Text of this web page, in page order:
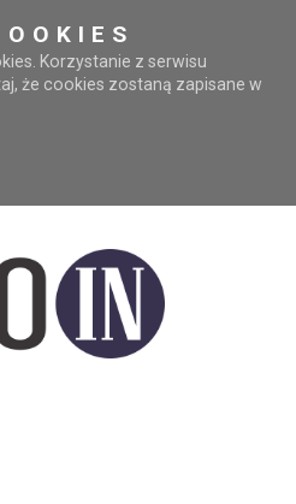
Korzystanie z serwisu
że cookies zostaną zapisane w